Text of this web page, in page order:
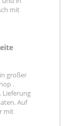
mit
großer
.
Lieferung
Auf
mit